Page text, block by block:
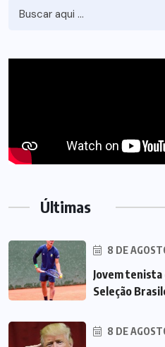
Últimas
8 DE
Jovem tenista
Seleção
8 DE